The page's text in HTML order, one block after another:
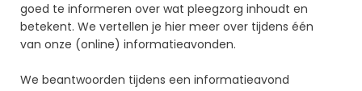
goed te informeren over wat pleegzorg inhoudt en
betekent. We vertellen je hier meer over tijdens één
van onze (online) informatieavonden.
We beantwoorden tijdens een informatieavond